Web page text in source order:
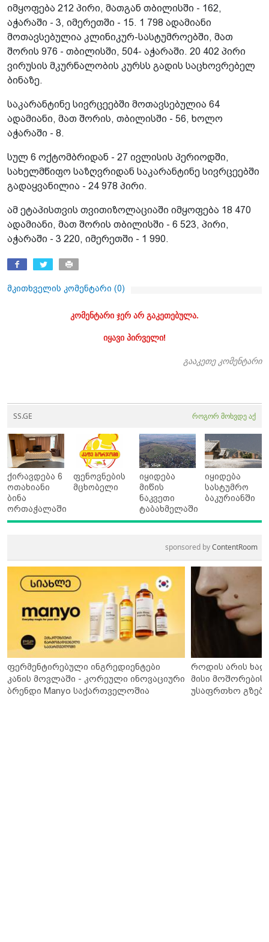
იმყოფება 212 პირი, მათგან თბილისში - 162,
აჭარაში - 3, იმერეთში - 15. 1 798 ადამიანი
მოთავსებულია კლინიკურ-სასტუმროებში, მათ
შორის 976 - თბილისში, 504- აჭარაში. 20 402 პირი
ვირუსის მკურნალობის კურსს გადის საცხოვრებელ
ბინაზე.
საკარანტინე სივრცეებში მოთავსებულია 64
ადამიანი, მათ შორის, თბილისში - 56, ხოლო
აჭარაში - 8.
სულ 6 ოქტომბრიდან - 27 ივლისის პერიოდში,
სახელმწიფო საზღვრიდან საკარანტინე სივრცეებში
გადაყვანილია - 24 978 პირი.
ამ ეტაპისთვის თვითიზოლაციაში იმყოფება 18 470
ადამიანი, მათ შორის თბილისში - 6 523, პირი,
აჭარაში - 3 220, იმერეთში - 1 990.
მკითხველის კომენტარი (0)
კომენტარი ჯერ არ გაკეთებულა.
იყავი პირველი!
გააკეთე კომენტარი
SS.GE როგორ მოხვდე აქ
ქირავდება 6
ოთახიანი
ბინა
ორთაჭალაში
ფენოვნების
მცხობელი
იყიდება
მიწის
ნაკვეთი
ტაბახმელაში
იყიდება
სასტუმრო
ბაკურიანში
sponsored byContentRoom
ფერმენტირებული ინგრედიენტები
კანის მოვლაში - კორეული ინოვაციური
ბრენდი Manyo საქართველოშია
როდის არის
მისი მოშორების
უსაფრთხო გზები